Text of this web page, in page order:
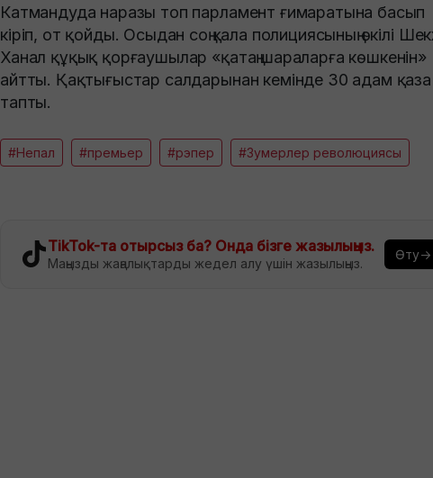
Катмандуда наразы топ парламент ғимаратына басып
кіріп, от қойды. Осыдан соң қала полициясының өкілі
Ханал құқық қорғаушылар «қатаң шараларға көшкенін»
айтты. Қақтығыстар салдарынан кемінде 30 адам қаза
тапты.
#Непал #премьер #рэпер #Зумерлер революциясы
TikTok-та отырсыз ба? Онда бізге жазылыңыз.
Маңызды жаңалықтарды жедел алу үшін жазылыңыз.
Өту→